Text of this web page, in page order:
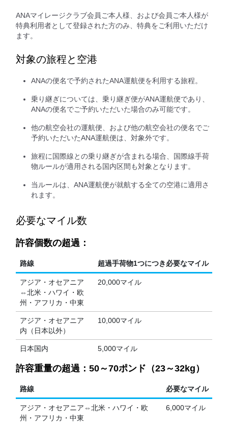
ANAマイレージクラブ会員ご本人様、および会員ご本人様が
特典利用者として登録された方のみ、特典をご利用いただけ
ます。
対象の旅程と空港
ANAの便名で予約されたANA運航便を利用する旅程。
乗り継ぎについては、乗り継ぎ便がANA運航便であり、
ANAの便名でご予約いただいた場合のみ可能です。
他の航空会社の運航便、および他の航空会社の便名でご
予約いただいたANA運航便は、対象外です。
旅程に国際線との乗り継ぎが含まれる場合、国際線手荷
物ルールが適用される国内区間も対象となります。
当ルールは、ANA運航便が就航する全ての空港に適用さ
れます。
必要なマイル数
許容個数の超過：
路線 超過手荷物1つにつき必要なマイル
アジア・オセアニア
⇔北米・ハワイ・欧
州・アフリカ・中東
20,000マイル
アジア・オセアニア
内（日本以外）
10,000マイル
日本国内 5,000マイル
許容重量の超過：50～70ポンド（23～32kg）
路線 必要なマイル
アジア・オセアニア⇔北米・ハワイ・欧
州・アフリカ・中東
6,000マイル